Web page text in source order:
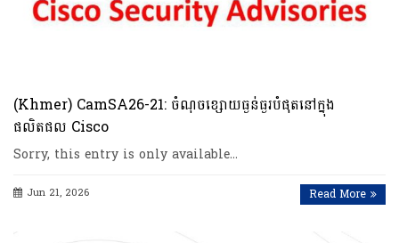
(Khmer) CamSA26-21: ចំណុចខ្សោយធ្ងន់ធ្ងរបំផុតនៅក្នុង
ផលិតផល Cisco
Sorry, this entry is only available…
Jun 21, 2026 Read More